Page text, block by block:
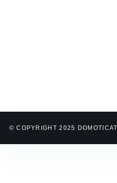
© COPYRIGHT 2025